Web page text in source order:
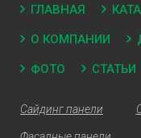
ГЛАВНАЯ
О КОМПАНИИ
ФОТО СТАТЬИ
Сайдинг панели